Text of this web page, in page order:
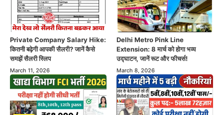
Private Company Salary Hike:
कितनी बढ़ेगी आपकी सैलरी? जानें कैसे
समझें सैलरी स्लिप
March 11, 2026
Delhi Metro Pink Line
Extension: 8 मार्च को होगा भव्य
उद्घाटन, जानें रूट और फीचर्स!
March 8, 2026